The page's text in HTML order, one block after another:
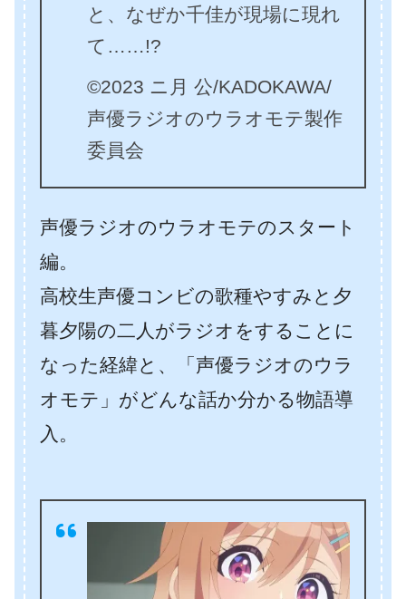
と、なぜか千佳が現場に現れ
て……!?
©2023 ニ月 公/KADOKAWA/
声優ラジオのウラオモテ製作
委員会
声優ラジオのウラオモテのスタート
編。
高校生声優コンビの歌種やすみと夕
暮夕陽の二人がラジオをすることに
なった経緯と、「声優ラジオのウラ
オモテ」がどんな話か分かる物語導
入。